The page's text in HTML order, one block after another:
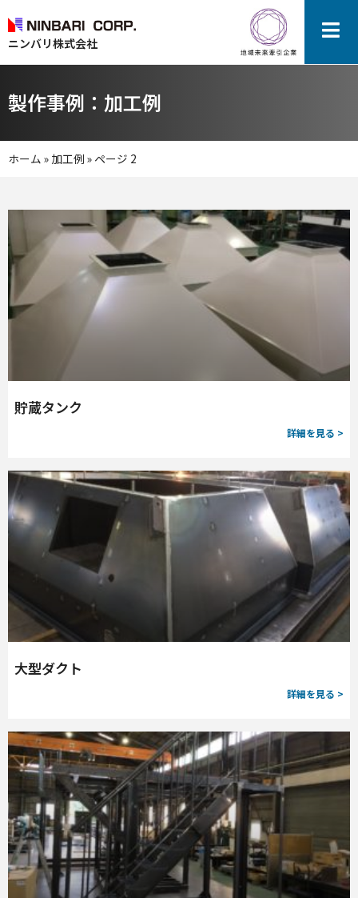
ニンバリ株式会社
製作事例：加工例
ホーム » 加工例 » ページ 2
貯蔵タンク
詳細を見る >
大型ダクト
詳細を見る >